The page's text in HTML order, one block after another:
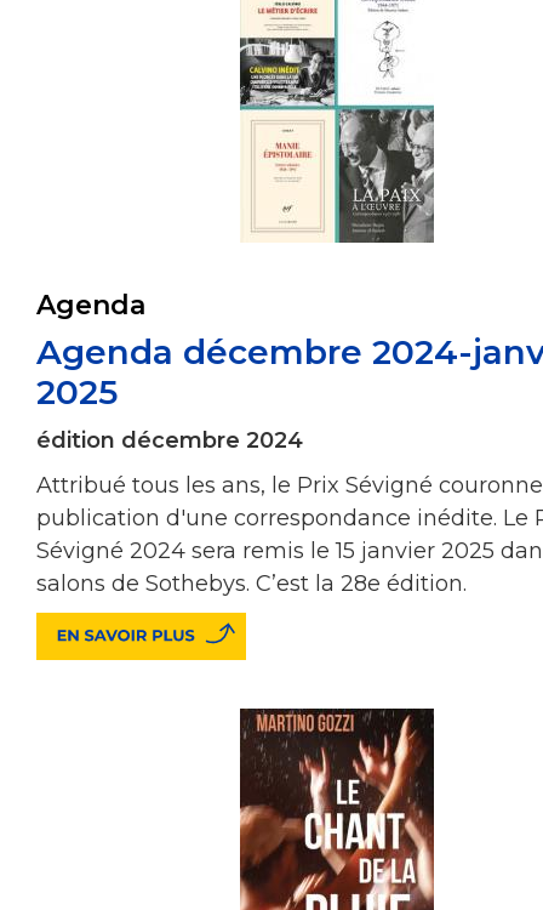
Agenda
Agenda décembre 2024-
2025
édition décembre 2024
Attribué tous les ans, le Prix Sévigné
publication d'une correspondance inédite. Le
Sévigné 2024 sera remis le 15 janvier 2025
salons de Sothebys. C’est la 28e édition.